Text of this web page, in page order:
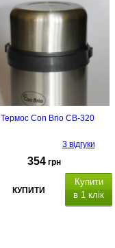
Термос Con Brio CB-320
3 відгуки
354 грн
КУПИТИ
Купити
в 1 клік